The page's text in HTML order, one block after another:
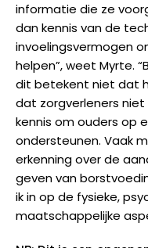
informatie die ze
dan kennis van de
invoelingsvermogen
helpen”, weet Myrte.
dit betekent niet dat
dat zorgverleners
kennis om ouders op
ondersteunen. Vaak
erkenning over de
geven van
ik in op de fysieke,
maatschappelijke